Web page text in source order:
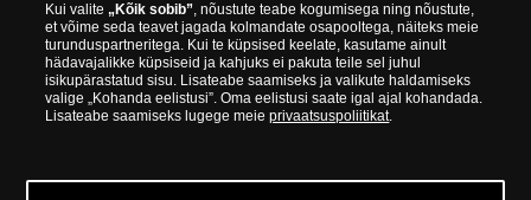
OÜ Eesti Mündiäri spetsialistid täiendavad pidevalt oma teadmisi,
külastades näitusi ja oksjoneid kogu maailmas. Tänu sellele pakub
ettevõte oma klientidele ainult kõrgeima kvaliteediga tooteid.
Kui valite „Kõik sobib”, nõustute teabe kogumisega ning nõustute,
et võime seda teavet jagada kolmandate osapooltega, näiteks meie
turunduspartneritega. Kui te küpsised keelate, kasutame ainult
hädavajalikke küpsiseid ja kahjuks ei pakuta teile sel juhul
isikupärastatud sisu. Lisateabe saamiseks ja valikute haldamiseks
valige „Kohanda eelistusi”. Oma eelistusi saate igal ajal kohandada.
Lisateabe saamiseks lugege meieprivaatsuspoliitikat.